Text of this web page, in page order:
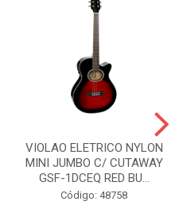
VIOLAO ELETRICO NYLON
MINI JUMBO C/ CUTAWAY
GSF-1DCEQ RED BU...
Código: 48758